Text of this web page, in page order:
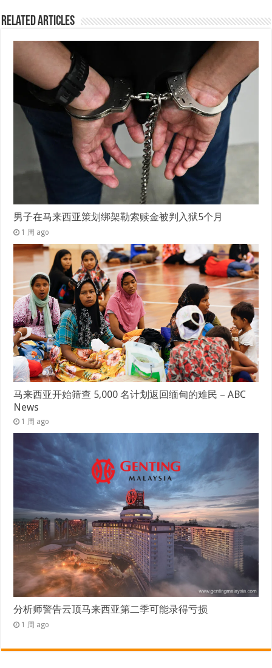
Related Articles
男子在马来西亚策划绑架勒索赎金被判入狱5个月
1 周 ago
马来西亚开始筛查 5,000 名计划返回缅甸的难民 – ABC
News
1 周 ago
分析师警告云顶马来西亚第二季可能录得亏损
1 周 ago